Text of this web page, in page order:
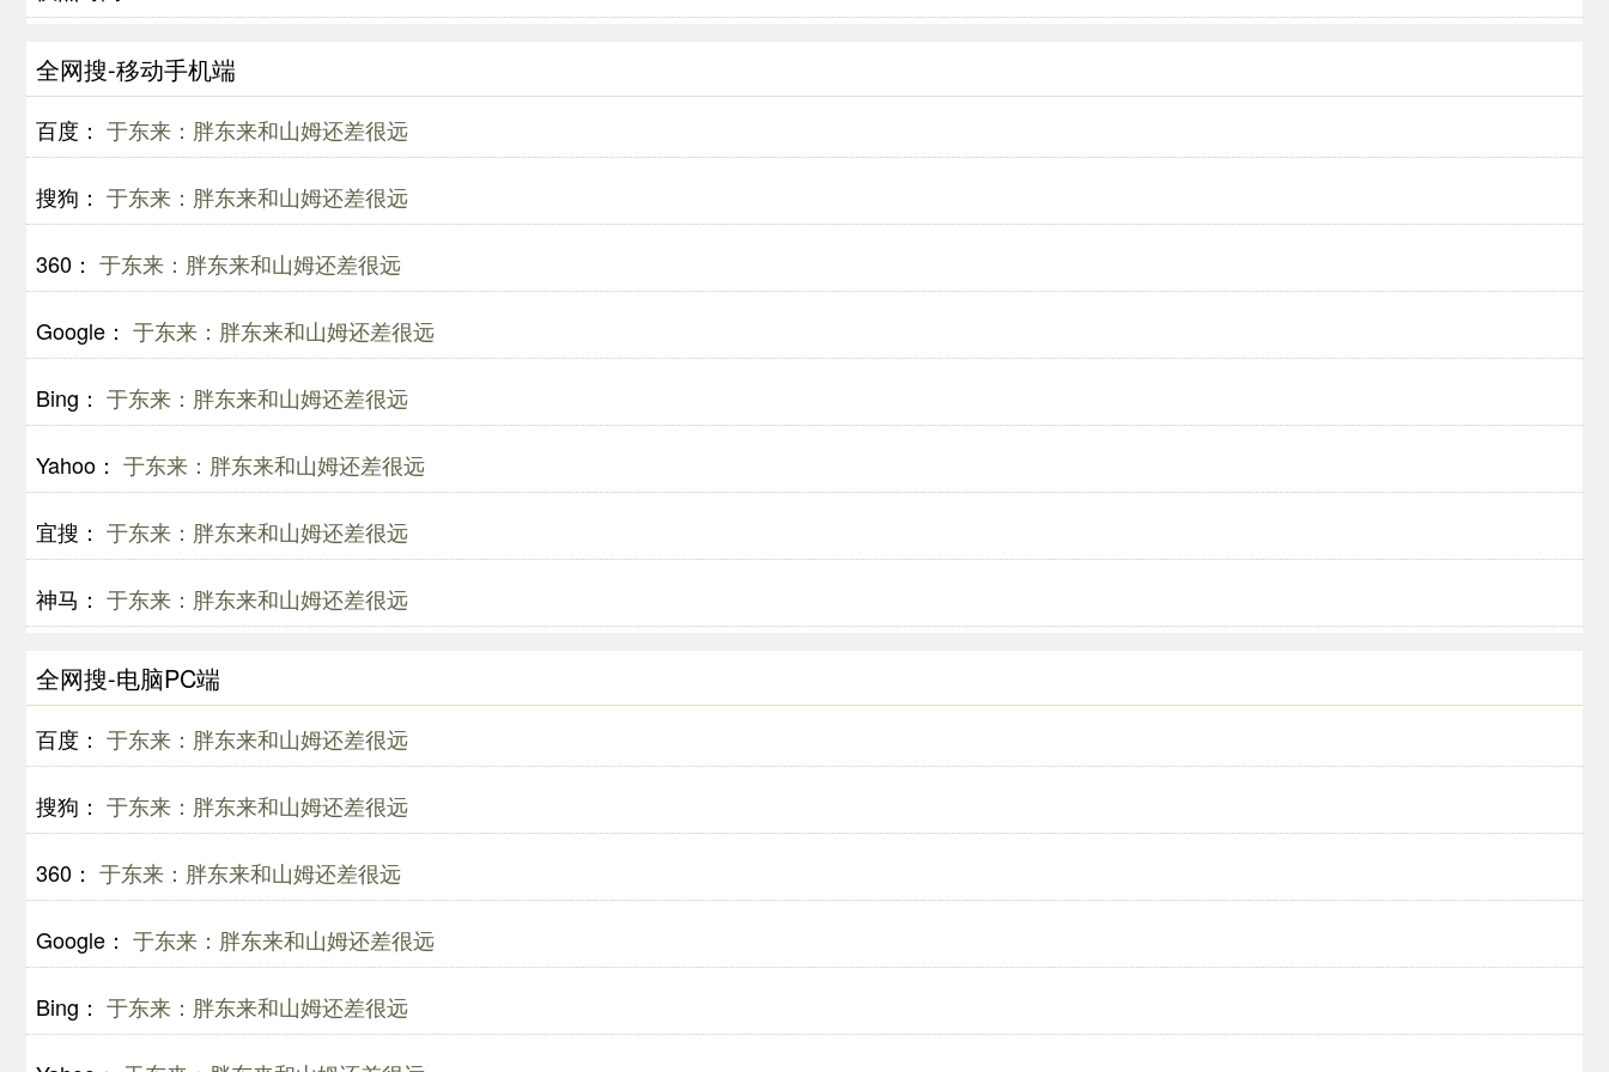
全网搜-移动手机端
百度： 于东来：胖东来和山姆还差很远
搜狗： 于东来：胖东来和山姆还差很远
360： 于东来：胖东来和山姆还差很远
Google： 于东来：胖东来和山姆还差很远
Bing： 于东来：胖东来和山姆还差很远
Yahoo： 于东来：胖东来和山姆还差很远
宜搜： 于东来：胖东来和山姆还差很远
神马： 于东来：胖东来和山姆还差很远
全网搜-电脑PC端
百度： 于东来：胖东来和山姆还差很远
搜狗： 于东来：胖东来和山姆还差很远
360： 于东来：胖东来和山姆还差很远
Google： 于东来：胖东来和山姆还差很远
Bing： 于东来：胖东来和山姆还差很远